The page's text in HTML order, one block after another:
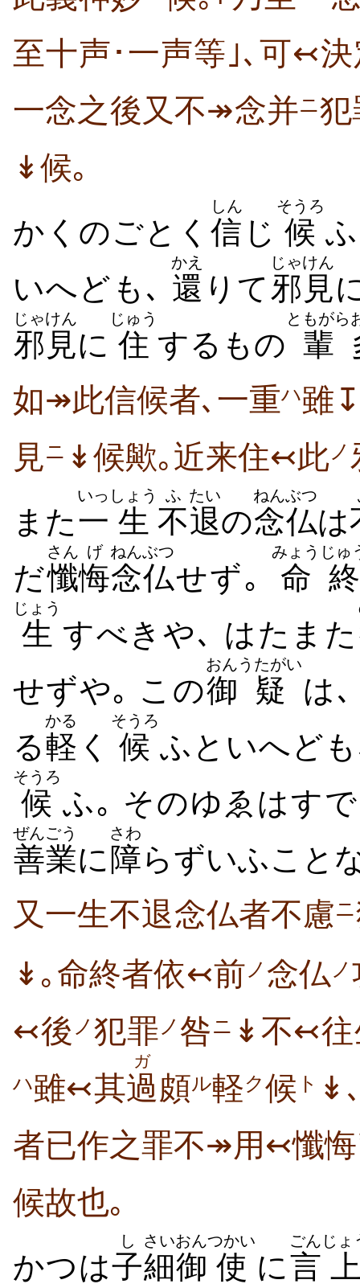
至十声･一声等｣､可↢
一念之後又不↠念并ニ
↡候｡
かくのごとく 信
しん
じ 候
そうろ
いへども､ 還
かえ
りて邪見
じゃけん
邪見
じゃけん
に 住
じゅう
するもの 輩
ともがら
如↠此信候者､一重ハ雖
見ニ ↡候歟｡近来住↢此 ノ
また一
いっ
生
しょう
不
ふ
退
たい
の念仏
ねんぶつ
は
だ懺
さん
悔
げ
念仏
ねんぶつ
せず｡ 命終
みょうじゅ
生
じょう
すべきや､ はたまた
せずや｡ この御
おん
疑
うたがい
は
る軽
かる
く 候
そうろ
ふといへど
候
そうろ
ふ｡ そのゆゑはす
善業
ぜんごう
に 障
さわ
らずいふこと
又一生不退念仏者不慮ニ
↡｡命終者依↢前 ノ 念仏 ノ
↢後 ノ 犯罪 ノ 咎ニ ↡不↢往
ハ雖↢其過
ガ
頗ル軽ク候 ト ↡
者已作之罪不↠用↢懺悔
候故也｡
かつは子
し
細
さい
御
おん
使
つかい
に言
ごん じょ